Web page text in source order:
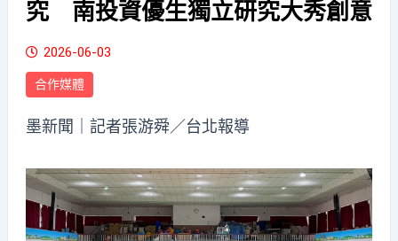
究 南投資優生獨立研究大秀創意
2026-06-03
合作媒體
墨新聞 ｜記者張游舜／台北報導